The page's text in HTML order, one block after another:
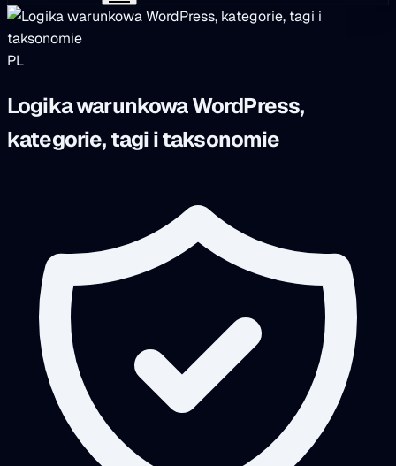
PL
Logika warunkowa WordPress,
kategorie, tagi i taksonomie